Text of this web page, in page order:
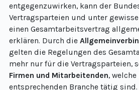
entgegenzuwirken, kann der
Vertragsparteien und unter
einen Gesamtarbeitsvertrag
erklären. Durch die
gelten die Regelungen des
mehr nur für die Vertragsparteien,
Firmen und Mitarbeitenden,
entsprechenden Branche tätig